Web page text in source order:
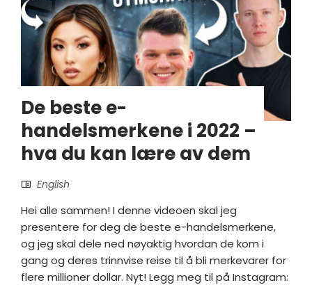
De beste e-
handelsmerkene i 2022 –
hva du kan lære av dem
English
Hei alle sammen! I denne videoen skal jeg
presentere for deg de beste e-handelsmerkene,
og jeg skal dele ned nøyaktig hvordan de kom i
gang og deres trinnvise reise til å bli merkevarer for
flere millioner dollar. Nyt! Legg meg til på Instagram: